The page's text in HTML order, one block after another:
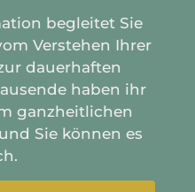
begleitet Sie
Verstehen Ihrer
dauerhaften
haben ihr
ganzheitlichen
Sie können es